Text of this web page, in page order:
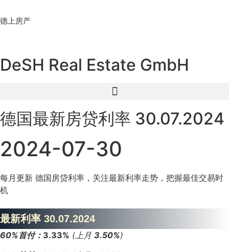
to
德上房产
DeSH Real Estate GmbH
德国最新房贷利率 30.07.2024
2024-07-30
每月更新 德国房贷利率，关注最新利率走势，把握最佳交易时
机
最新利率 30.07.2024
60%首付： 3.33% (上月 3.50%)